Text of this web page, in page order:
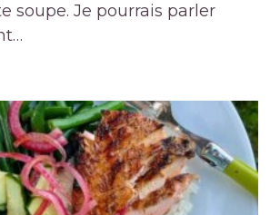
soupe. Je pourrais parler